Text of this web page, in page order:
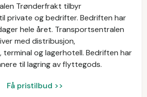
Trønderfrakt tilbyr
private og bedrifter. Bedriften har
hele året. Transportsentralen
med distribusjon,
og lagerhotell. Bedriften har
til lagring av flyttegods.
Få pristilbud >>